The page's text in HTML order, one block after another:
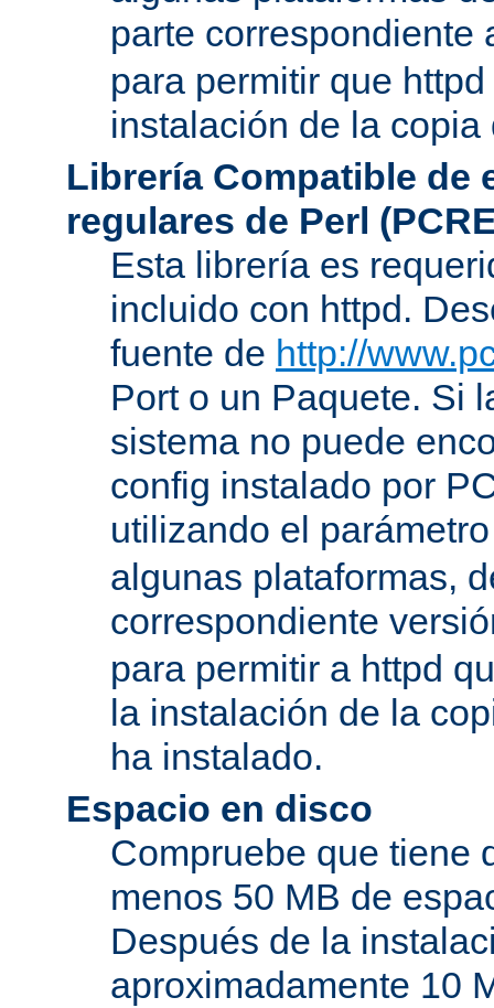
parte
para permitir que
instalación de la
Librería Compatible de
regulares de Perl
Esta librería es
incluido con httpd.
fuente de http://
Port o un Paquete. Si
sistema no puede
config instalado por
utilizando el parámetro
algunas plataformas,
correspondiente
para permitir a httpd
la instalación de la
ha instalado.
Espacio en disco
Compruebe que tiene
menos 50 MB de
Después de la
aproximadamente 10